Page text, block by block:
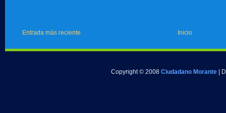
Entrada más reciente Inicio
Copyright © 2008 Ciudadano Morante |